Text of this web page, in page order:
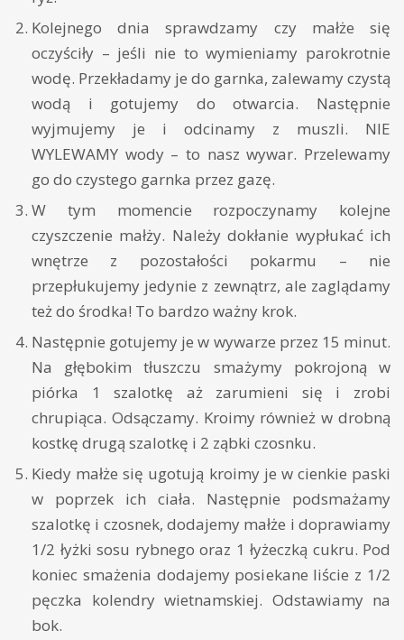
Kolejnego dnia sprawdzamy czy małże się
oczyściły – jeśli nie to wymieniamy parokrotnie
wodę. Przekładamy je do garnka, zalewamy czystą
wodą i gotujemy do otwarcia. Następnie
wyjmujemy je i odcinamy z muszli. NIE
WYLEWAMY wody – to nasz wywar. Przelewamy
go do czystego garnka przez gazę.
W tym momencie rozpoczynamy kolejne
czyszczenie małży. Należy dokłanie wypłukać ich
wnętrze z pozostałości pokarmu – nie
przepłukujemy jedynie z zewnątrz, ale zaglądamy
też do środka! To bardzo ważny krok.
Następnie gotujemy je w wywarze przez 15 minut.
Na głębokim tłuszczu smażymy pokrojoną w
piórka 1 szalotkę aż zarumieni się i zrobi
chrupiąca. Odsączamy. Kroimy również w drobną
kostkę drugą szalotkę i 2 ząbki czosnku.
Kiedy małże się ugotują kroimy je w cienkie paski
w poprzek ich ciała. Następnie podsmażamy
szalotkę i czosnek, dodajemy małże i doprawiamy
1/2 łyżki sosu rybnego oraz 1 łyżeczką cukru. Pod
koniec smażenia dodajemy posiekane liście z 1/2
pęczka kolendry wietnamskiej. Odstawiamy na
bok.